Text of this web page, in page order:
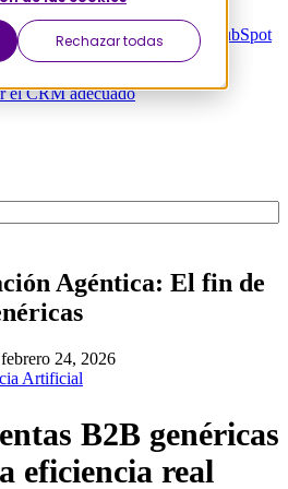
Rechazar todas
la mala implementación de HubSpot
de la fricción entre equipos
el CRM adecuado
Agéntica: El fin de
febrero 24, 2026
Artificial
B2B genéricas
eficiencia real